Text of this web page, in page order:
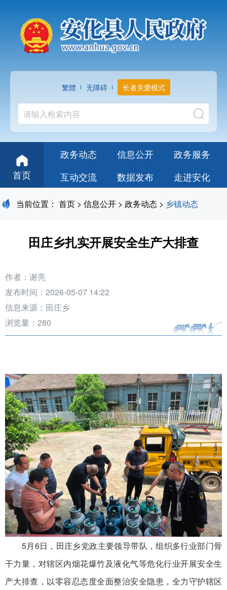
繁體 无障碍 长者关爱模式
首页
政务动态 信息公开
政务服务
互动交流
数据发布 走进安化
当前位置： 首页 > 信息公开 > 政务动态 > 乡镇动态
田庄乡扎实开展安全生产大排查
作者：谢亮
发布时间：2026-05-07 14:22
信息来源：田庄乡
浏览量： 280
5月6日，田庄乡党政主要领导带队，组织多行业部门骨
干力量，对辖区内烟花爆竹及液化气等危化行业开展安全生
产大排查，以零容忍态度全面整治安全隐患，全力守护辖区